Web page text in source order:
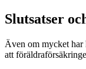
Slutsatser
Även om mycket har
att